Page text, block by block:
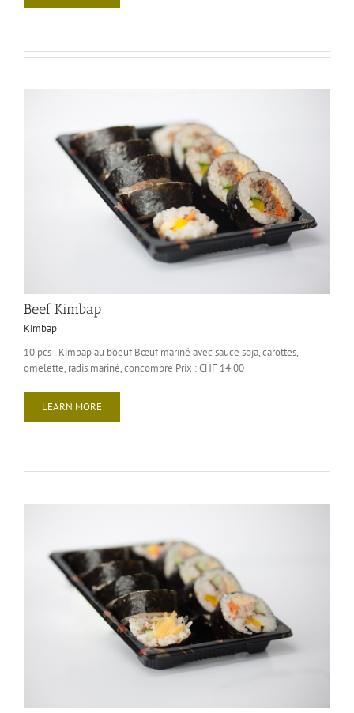
Beef Kimbap
Kimbap
10 pcs - Kimbap au boeuf Bœuf mariné avec sauce soja, carottes,
omelette, radis mariné, concombre Prix : CHF 14.00
LEARN MORE